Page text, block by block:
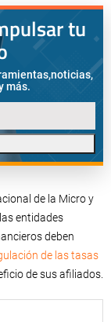
tu
noticias,
más.
de la Micro y
entidades
deben
de las tasas
de sus afiliados.